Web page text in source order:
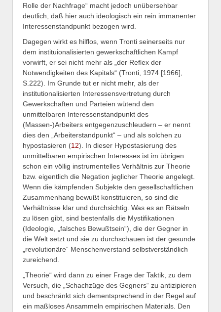
Rolle der Nachfrage“ macht jedoch unübersehbar
deutlich, daß hier auch ideologisch ein rein immanenter
Interessenstandpunkt bezogen wird.
Dagegen wirkt es hilflos, wenn Tronti seinerseits nur
dem instituionalisierten gewerkschaftlichen Kampf
vorwirft, er sei nicht mehr als „der Reflex der
Notwendigkeiten des Kapitals“ (Tronti, 1974 [1966],
S.222). Im Grunde tut er nicht mehr, als der
institutionalisierten Interessensvertretung durch
Gewerkschaften und Parteien wütend den
unmittelbaren Interessenstandpunkt des
(Massen-)Arbeiters entgegenzuschleudern – er nennt
dies den „Arbeiterstandpunkt“ – und als solchen zu
hypostasieren (12). In dieser Hypostasierung des
unmittelbaren empirischen Interesses ist im übrigen
schon ein völlig instrumentelles Verhältnis zur Theorie
bzw. eigentlich die Negation jeglicher Theorie angelegt.
Wenn die kämpfenden Subjekte den gesellschaftlichen
Zusammenhang bewußt konstituieren, so sind die
Verhältnisse klar und durchsichtig. Was es an Rätseln
zu lösen gibt, sind bestenfalls die Mystifikationen
(Ideologie, „falsches Bewußtsein“), die der Gegner in
die Welt setzt und sie zu durchschauen ist der gesunde
„revolutionäre“ Menschenverstand selbstverständlich
zureichend.
„Theorie“ wird dann zu einer Frage der Taktik, zu dem
Versuch, die „Schachzüge des Gegners“ zu antizipieren
und beschränkt sich dementsprechend in der Regel auf
ein maßloses Ansammeln empirischen Materials. Den